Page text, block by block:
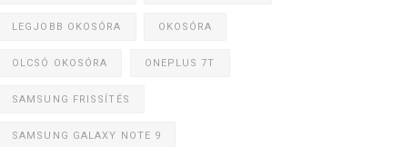
LEGJOBB OKOSÓRA OKOSÓRA
OLCSÓ OKOSÓRA ONEPLUS 7T
SAMSUNG FRISSÍTÉS
SAMSUNG GALAXY NOTE 9